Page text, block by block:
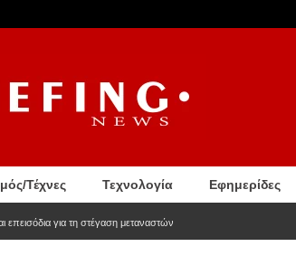
Τέχνες Τεχνολογία Εφημερίδες
επεισόδια για τη στέγαση μεταναστών